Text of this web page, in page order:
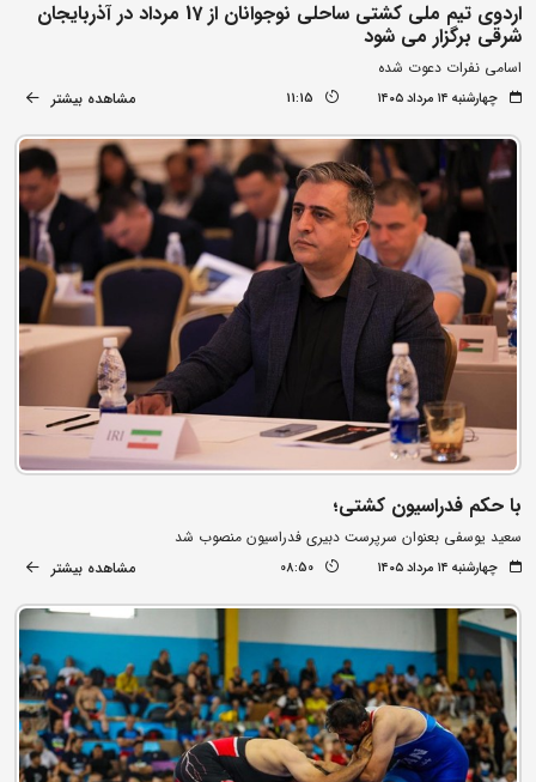
اردوی تیم ملی کشتی ساحلی نوجوانان از 17 مرداد در آذربایجان
شرقی برگزار می شود
اسامی نفرات دعوت شده
چهارشنبه ۱۴ مرداد ۱۴۰۵ 11:15 مشاهده بیشتر
با حکم فدراسیون کشتی؛
سعید یوسفی بعنوان سرپرست دبیری فدراسیون منصوب شد
چهارشنبه ۱۴ مرداد ۱۴۰۵ 08:50 مشاهده بیشتر